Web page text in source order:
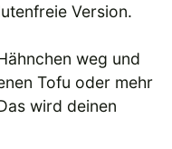
Version.
weg und
Tofu oder mehr
wird deinen